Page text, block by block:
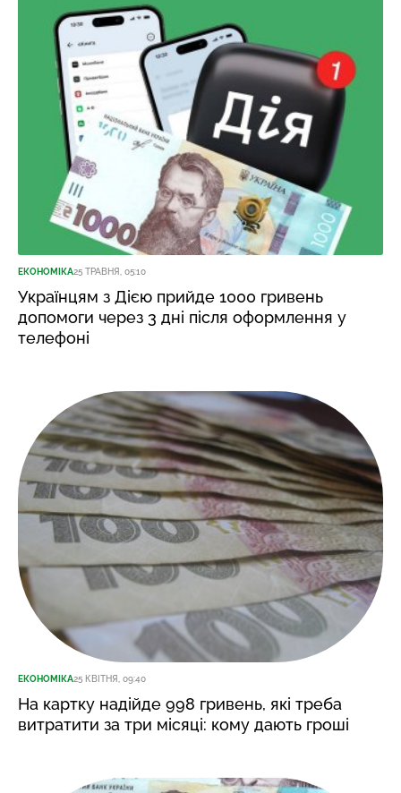
ЕКОНОМІКА25 ТРАВНЯ, 05:10
Українцям з Дією прийде 1000 гривень
допомоги через 3 дні після оформлення у
телефоні
ЕКОНОМІКА25 КВІТНЯ, 09:40
На картку надійде 998 гривень, які треба
витратити за три місяці: кому дають гроші